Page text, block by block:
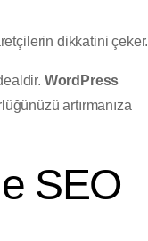
dikkatini çeker.
WordPress
artırmanıza
SEO